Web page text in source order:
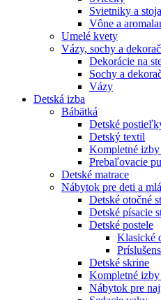
Svietniky a
Vône a
Umelé kvety
Vázy, sochy a
Dekorácie na
Sochy a
Vázy
Detská izba
Bábätká
Detské
Detský textil
Kompletné izby
Prebaľovacie
Detské matrace
Nábytok pre deti a
Detské otočné
Detské písacie
Detské postele
Klasické
Detské skrine
Kompletné izby
Nábytok pre